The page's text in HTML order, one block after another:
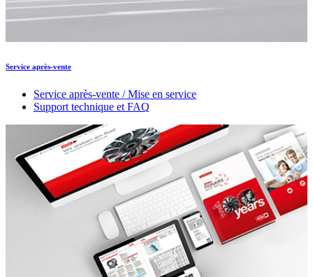
Service après-vente
Service après-vente / Mise en service
Support technique et FAQ